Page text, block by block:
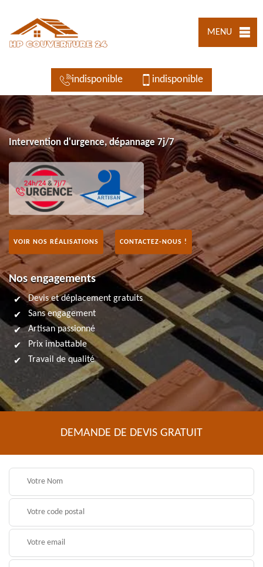
MENU
indisponible indisponible
Intervention d'urgence, dépannage 7j/7
VOIR NOS RÉALISATIONS CONTACTEZ-NOUS !
Nos engagements
Devis et déplacement gratuits
Sans engagement
Artisan passionné
Prix imbattable
Travail de qualité
DEMANDE DE DEVIS GRATUIT